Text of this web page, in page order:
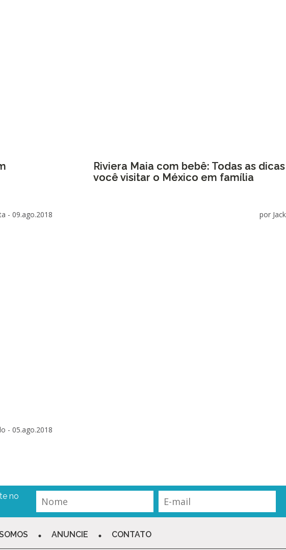
- 09.ago.2018
Riviera Maia com bebê: Todas as
você visitar o México em família
por
- 05.ago.2018
no
ANUNCIE CONTATO